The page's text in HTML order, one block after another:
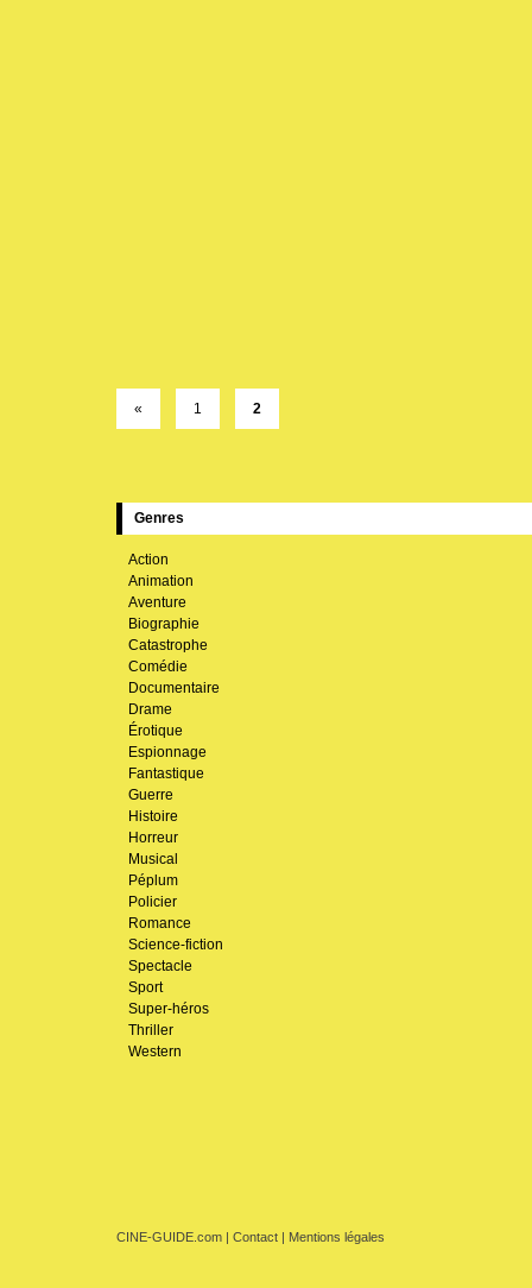
« 1 2
Genres
Action
Animation
Aventure
Biographie
Catastrophe
Comédie
Documentaire
Drame
Érotique
Espionnage
Fantastique
Guerre
Histoire
Horreur
Musical
Péplum
Policier
Romance
Science-fiction
Spectacle
Sport
Super-héros
Thriller
Western
CINE-GUIDE.com | Contact | Mentions légales